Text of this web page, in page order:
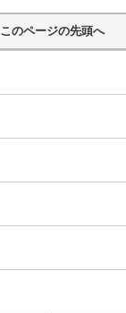
このページの先頭へ